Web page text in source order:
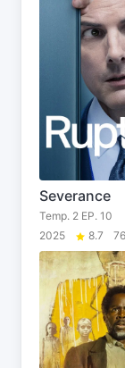
Severance
Temp. 2 EP. 10
2025
8.7